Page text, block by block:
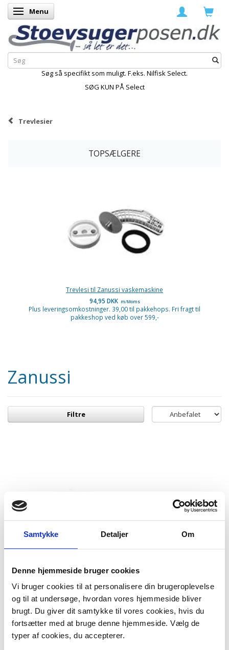
Samtykke Detaljer Om
Denne hjemmeside bruger cookies
Vi bruger cookies til at personalisere din brugeroplevelse
og til at undersøge, hvordan vores hjemmeside bliver
brugt. Du giver dit samtykke til vores cookies, hvis du
fortsætter med at bruge denne hjemmeside. Vælg de
typer af cookies, du accepterer.
Skifte navigation
Menu
Søg så specifikt som muligt. F.eks. Nilfisk Select.
SØG KUN PÅ Select
Trevlesier
TOPSÆLGERE
Trevlesi til Zanussi vaskemaskine
94,95 DKK m/Moms
Plus leveringsomkostninger. 39,00 til pakkehops. Fri fragt til
pakkeshop ved køb over 599,-
Zanussi
Filtre
Trevlesi til Zanussi
vaskemaskine
94,95 DKK m/Moms
Plus leveringsomkostninger.
39,00 til pakkehops. Fri fragt til
pakkeshop ved køb over 599,-